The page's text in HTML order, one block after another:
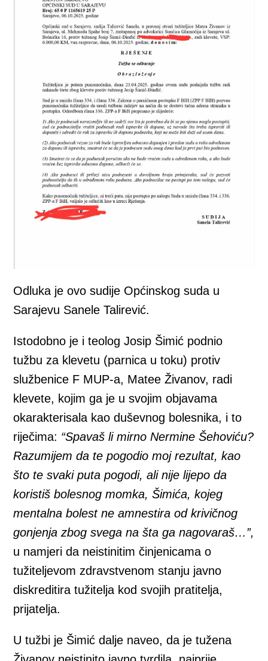
Odluka je ovo sudije Općinskog suda u
Sarajevu Sanele Talirević.
Istodobno je i teolog Josip Šimić podnio
tužbu za klevetu (parnica u toku) protiv
službenice F MUP-a, Matee Živanov, radi
klevete, kojim ga je u svojim objavama
okarakterisala kao duševnog bolesnika, i to
riječima: “Spavaš li mirno Nermine Šehoviću?
Razumijem da te pogodio moj rezultat, kao
što te svaki puta pogodi, ali nije lijepo da
koristiš bolesnog momka, Šimića, kojeg
mentalna bolest ne amnestira od krivičnog
gonjenja zbog svega na šta ga nagovaraš…”,
u namjeri da neistinitim činjenicama o
tužiteljevom zdravstvenom stanju javno
diskreditira tužitelja kod svojih pratitelja,
prijatelja.
U tužbi je Šimić dalje naveo, da je tužena